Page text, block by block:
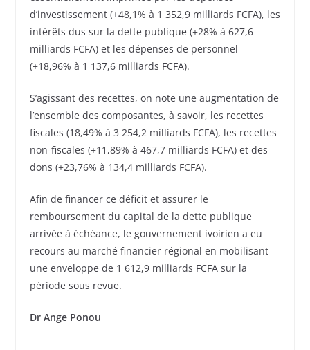
d’investissement (+48,1% à 1 352,9 milliards FCFA), les
intérêts dus sur la dette publique (+28% à 627,6
milliards FCFA) et les dépenses de personnel
(+18,96% à 1 137,6 milliards FCFA).
S’agissant des recettes, on note une augmentation de
l’ensemble des composantes, à savoir, les recettes
fiscales (18,49% à 3 254,2 milliards FCFA), les recettes
non-fiscales (+11,89% à 467,7 milliards FCFA) et des
dons (+23,76% à 134,4 milliards FCFA).
Afin de financer ce déficit et assurer le
remboursement du capital de la dette publique
arrivée à échéance, le gouvernement ivoirien a eu
recours au marché financier régional en mobilisant
une enveloppe de 1 612,9 milliards FCFA sur la
période sous revue.
Dr Ange Ponou